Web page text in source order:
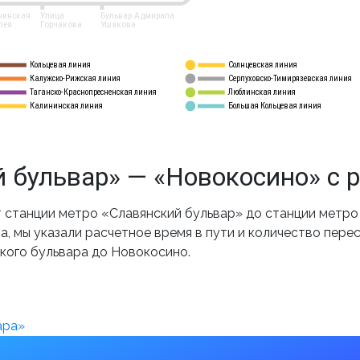
Кольцевая линия
Калужско-Рижская линия
Таганско-Краснопресненская линия
Калининская линия
Солнцевская линия
Серпуховско-Тимирязевская линия
Люблинская линия
Большая Кольцевая линия
Бульвар Адмирала
Ушакова
Улица
Горчакова
— «Новокосино» с
метро «Славянский бульвар» до станции
указали расчетное время в пути и количество
бульвара до Новокосино.